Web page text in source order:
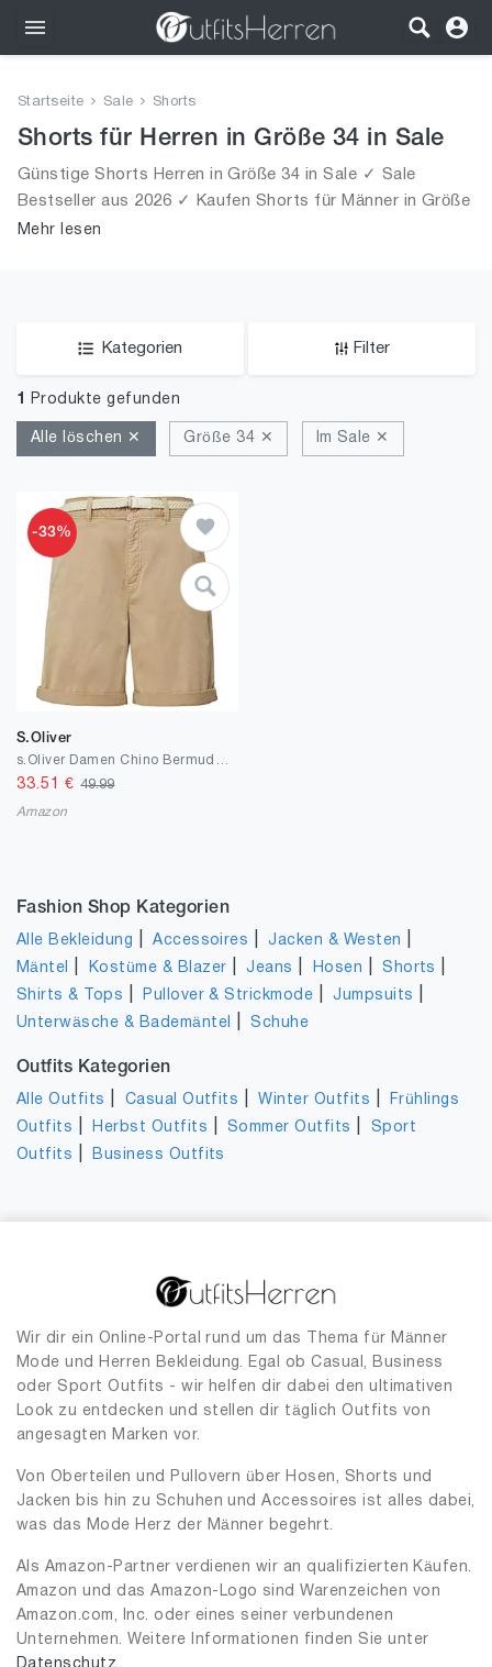
Bekleidung
Wäsche
Schuhe
Startseite Sale Shorts
Shorts für Herren in Größe 34 in Sale
Günstige Shorts Herren in Größe 34 in Sale ✓ Sale
Bestseller aus 2026 ✓ Kaufen Shorts für Männer in Größe
34 in Sale!
Mehr lesen
Kategorien Filter
1 Produkte gefunden
Alle löschen ✕ Größe 34 ✕ Im Sale ✕
-33%
S.Oliver
33.51 €49.99
Amazon
Fashion Shop Kategorien
Alle Bekleidung |Accessoires |Jacken & Westen
Mäntel Kostüme & Blazer |Jeans Hosen |Shorts
Shirts & Tops Pullover & Strickmode |Jumpsuits
Unterwäsche & Bademäntel |Schuhe
Outfits Kategorien
Alle Outfits Casual Outfits |Winter Outfits
Frühlings
Outfits
Herbst Outfits Sommer Outfits
Sport
Outfits
Business Outfits
Wir dir ein Online-Portal rund um das Thema für Männer
Mode und Herren Bekleidung. Egal ob Casual, Business
oder Sport Outfits - wir helfen dir dabei den ultimativen
Look zu entdecken und stellen dir täglich Outfits von
angesagten Marken vor.
Von Oberteilen und Pullovern über Hosen, Shorts und
Jacken bis hin zu Schuhen und Accessoires ist alles dabei,
was das Mode Herz der Männer begehrt.
Als Amazon-Partner verdienen wir an qualifizierten Käufen.
Amazon und das Amazon-Logo sind Warenzeichen von
Amazon.com, Inc. oder eines seiner verbundenen
Unternehmen. Weitere Informationen finden Sie unter